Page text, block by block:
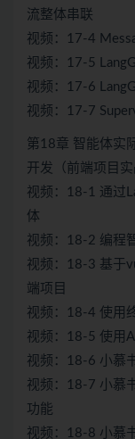
流整体串联
视频：17-4
视频：17-5
视频：17-6
视频：17-7
第18章 智能体实
开发（前端项目实
视频：18-1 通过
体
视频：18-2 编程
视频：18-3 基于
端项目
视频：18-4 使用
视频：18-5 使用
视频：18-6 小慕
视频：18-7 小慕
功能
视频：18-8 小慕